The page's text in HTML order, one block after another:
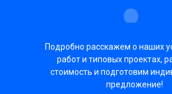
Подробно расскажем о наших
работ и типовых проектах,
стоимость и подготовим
предложение!